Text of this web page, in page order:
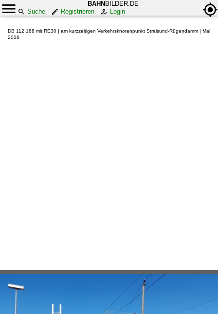
BAHN BILDER.DE
Suche
Registrieren Login
DB 112 188 mit RE30 | am kurzzeitigen Verkehrsknotenpunkt Stralsund-Rügendamm | Mai
2026